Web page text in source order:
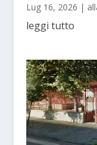
Lug 16, 2026 |
leggi tutto